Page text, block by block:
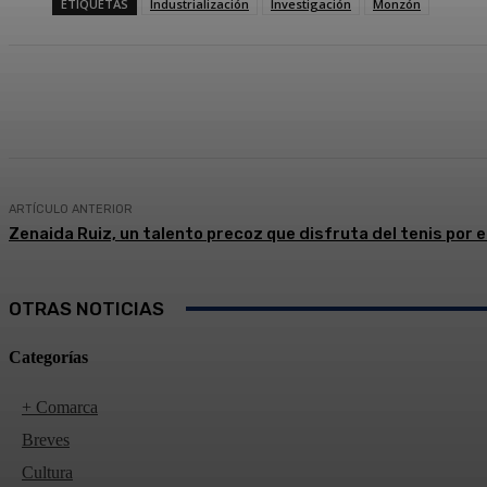
ETIQUETAS Industrialización Investigación Monzón
ARTÍCULO ANTERIOR
Zenaida Ruiz, un talento precoz que disfruta del tenis por
OTRAS NOTICIAS
Categorías
+ Comarca
Breves
Cultura